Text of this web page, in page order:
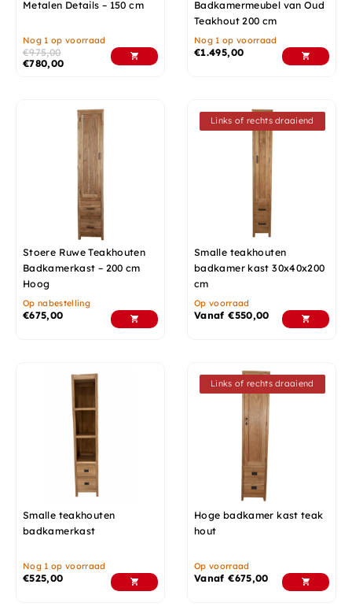
Metalen Details – 150 cm
Nog 1 op voorraad
€975,00
€780,00
Badkamermeubel van Oud
Teakhout 200 cm
Nog 1 op voorraad
€1.495,00
Stoere Ruwe Teakhouten
Badkamerkast – 200 cm
Hoog
Op nabestelling
€675,00
Links of rechts draaiend
Smalle teakhouten
badkamer kast 30x40x200
cm
Op voorraad
Vanaf€550,00
Smalle teakhouten
badkamerkast
Nog 1 op voorraad
€525,00
Links of rechts draaiend
Hoge badkamer kast teak
hout
Op voorraad
Vanaf€675,00